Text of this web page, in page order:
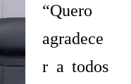
“Quero
agradece
r a todos